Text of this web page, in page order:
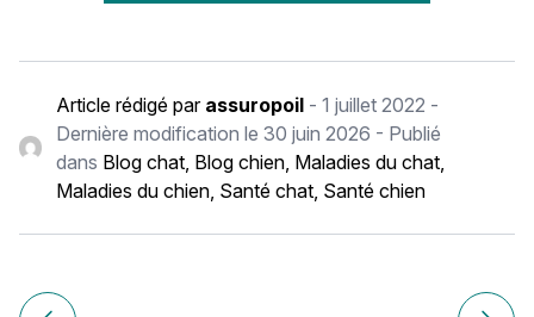
Article rédigé par assuropoil -1 juillet 2022 -
Dernière modification le30 juin 2026 - Publié
dans Blog chat, Blog chien, Maladies du chat,
Maladies du chien, Santé chat, Santé chien
Navigation